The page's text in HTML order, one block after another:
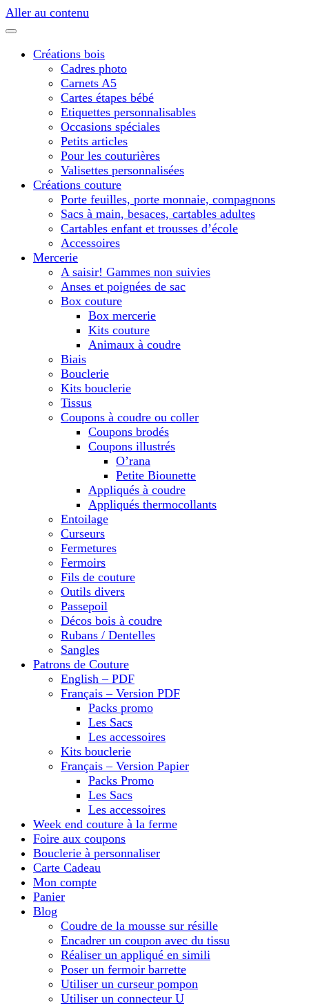
Aller au contenu
Créations bois
Cadres photo
Carnets A5
Cartes étapes bébé
Etiquettes personnalisables
Occasions spéciales
Petits articles
Pour les couturières
Valisettes personnalisées
Créations couture
Porte feuilles, porte monnaie, compagnons
Sacs à main, besaces, cartables adultes
Cartables enfant et trousses d’école
Accessoires
Mercerie
A saisir! Gammes non suivies
Anses et poignées de sac
Box couture
Box mercerie
Kits couture
Animaux à coudre
Biais
Bouclerie
Kits bouclerie
Tissus
Coupons à coudre ou coller
Coupons brodés
Coupons illustrés
O’rana
Petite Biounette
Appliqués à coudre
Appliqués thermocollants
Entoilage
Curseurs
Fermetures
Fermoirs
Fils de couture
Outils divers
Passepoil
Décos bois à coudre
Rubans / Dentelles
Sangles
Patrons de Couture
English – PDF
Français – Version PDF
Packs promo
Les Sacs
Les accessoires
Kits bouclerie
Français – Version Papier
Packs Promo
Les Sacs
Les accessoires
Week end couture à la ferme
Foire aux coupons
Bouclerie à personnaliser
Carte Cadeau
Mon compte
Panier
Blog
Coudre de la mousse sur résille
Encadrer un coupon avec du tissu
Réaliser un appliqué en simili
Poser un fermoir barrette
Utiliser un curseur pompon
Utiliser un connecteur U